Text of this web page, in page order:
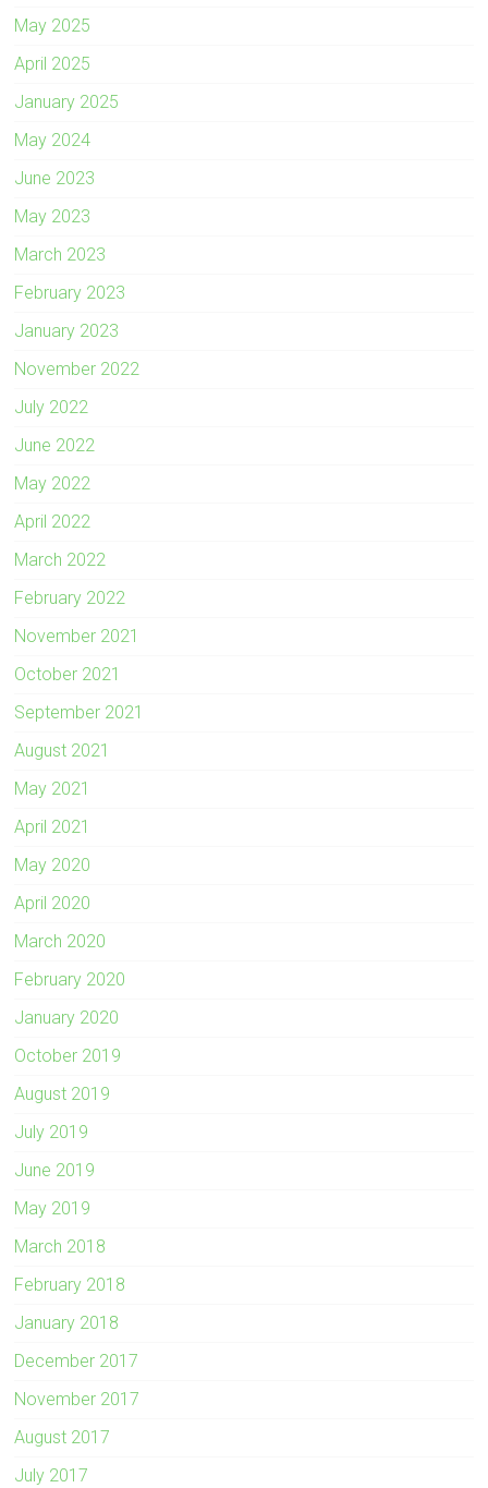
May 2025
April 2025
January 2025
May 2024
June 2023
May 2023
March 2023
February 2023
January 2023
November 2022
July 2022
June 2022
May 2022
April 2022
March 2022
February 2022
November 2021
October 2021
September 2021
August 2021
May 2021
April 2021
May 2020
April 2020
March 2020
February 2020
January 2020
October 2019
August 2019
July 2019
June 2019
May 2019
March 2018
February 2018
January 2018
December 2017
November 2017
August 2017
July 2017